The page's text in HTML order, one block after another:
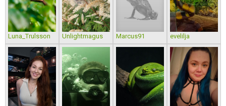
Luna_Trulsson Unlightmagus Marcus91 evelilja